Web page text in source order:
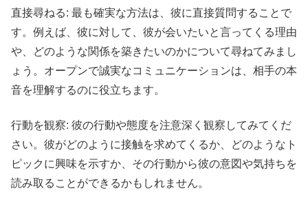
直接尋ねる: 最も確実な方法は、彼に直接質問することで
す。例えば、彼に対して、彼が会いたいと言ってくる理由
や、どのような関係を築きたいのかについて尋ねてみまし
ょう。オープンで誠実なコミュニケーションは、相手の本
音を理解するのに役立ちます。
行動を観察: 彼の行動や態度を注意深く観察してみてくだ
さい。彼がどのように接触を求めてくるか、どのようなト
ピックに興味を示すか、その行動から彼の意図や気持ちを
読み取ることができるかもしれません。